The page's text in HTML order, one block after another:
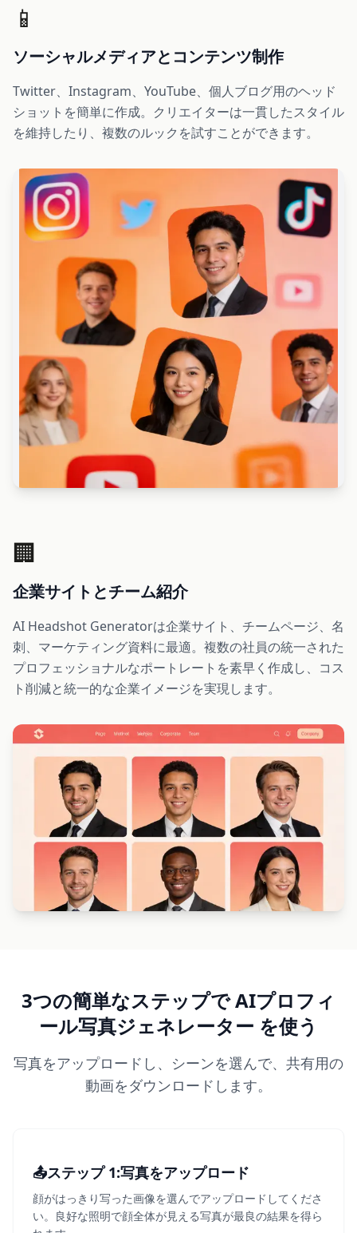
📱
ソーシャルメディアとコンテンツ制作
Twitter、Instagram、YouTube、個人ブログ用のヘッド
ショットを簡単に作成。クリエイターは一貫したスタイル
を維持したり、複数のルックを試すことができます。
🏢
企業サイトとチーム紹介
AI Headshot Generatorは企業サイト、チームページ、名
刺、マーケティング資料に最適。複数の社員の統一された
プロフェッショナルなポートレートを素早く作成し、コス
ト削減と統一的な企業イメージを実現します。
3つの簡単なステップで AIプロフィ
ール写真ジェネレーター を使う
写真をアップロードし、シーンを選んで、共有用の
動画をダウンロードします。
1
📤ステップ 1:写真をアップロード
顔がはっきり写った画像を選んでアップロードしてくださ
い。良好な照明で顔全体が見える写真が最良の結果を得ら